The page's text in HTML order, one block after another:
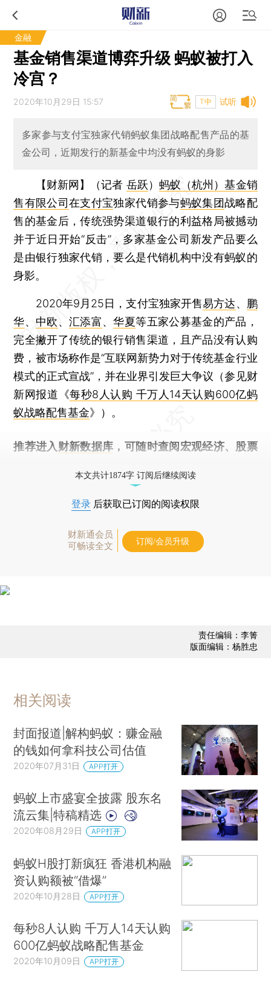
金融
基金销售渠道博弈升级 蚂蚁被打入
冷宫？
试听
2020年10月29日 15:57 T中
多家参与支付宝独家代销蚂蚁集团战略配售产品的基
金公司，近期发行的新基金中均没有蚂蚁的身影
【财新网】（记者 岳跃） 蚂蚁（杭州）基金销
售有限公司在支付宝独家代销参与蚂蚁集团战略配
售的基金后，传统强势渠道银行的利益格局被撼动
并于近日开始“反击”，多家基金公司新发产品要么
是由银行独家代销，要么是代销机构中没有蚂蚁的
身影。
2020年9月25日，支付宝独家开售易方达、 鹏
华、 中欧、汇添富、华夏等五家公募基金的产品，
完全撇开了传统的银行销售渠道，且产品没有认购
费，被市场称作是“互联网新势力对于传统基金行业
模式的正式宣战”，并在业界引发巨大争议（参见财
新网报道《每秒8人认购 千万人14天认购600亿蚂
蚁战略配售基金》）。
推荐进入 财新数据库 ，可随时查阅宏观经济、股票
本文共计1874字 订阅后继续阅读
登录 后获取已订阅的阅读权限
财新通会员
可畅读全文
订阅/会员升级
责任编辑：李箐
版面编辑：杨胜忠
相关阅读
封面报道|解构蚂蚁：赚金融
的钱如何拿科技公司估值
2020年07月31日 APP打开
蚂蚁上市盛宴全披露 股东名
流云集|特稿精选
2020年08月29日 APP打开
蚂蚁H股打新疯狂 香港机构融
资认购额被“借爆”
2020年10月28日 APP打开
每秒8人认购 千万人14天认购
600亿蚂蚁战略配售基金
2020年10月09日 APP打开